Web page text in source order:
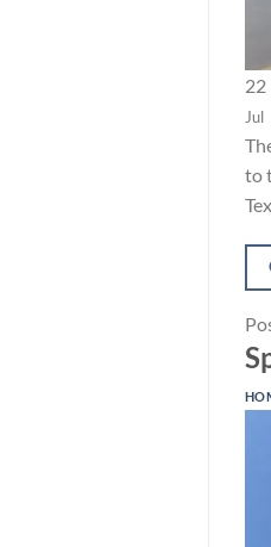
22
Jul
to